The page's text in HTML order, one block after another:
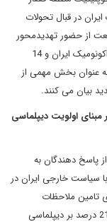
در قبال تحولات
ممانعت از حضور تهدیدمحور
بازیگران فرامنطقه‌ای دولتی، 15 درصد تامین منافع ژئواکونومیک ایران و 14
به عنوان بخش مهمی از
بیان می کنند.
اولویت دیپلماسی
در این نظرسنجی تاکید 57 درصد از پاسخ دهندگان به
سیاست خارجی ایران در
تامین ملاحظات
استراتژیک در منطقه قفقاز تاکید کرده اند. در حالی که 21 درصد بر دیپلماسی